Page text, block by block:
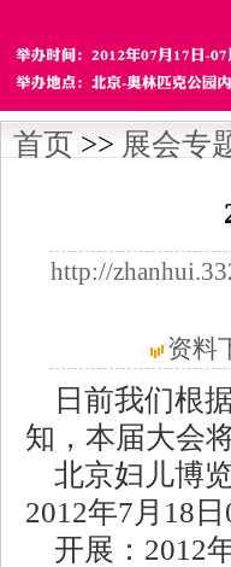
首页 >> 展会专
http://
资料
日前我们根
知，本届大会
北京妇儿博览
2012年7月18
开展：2012